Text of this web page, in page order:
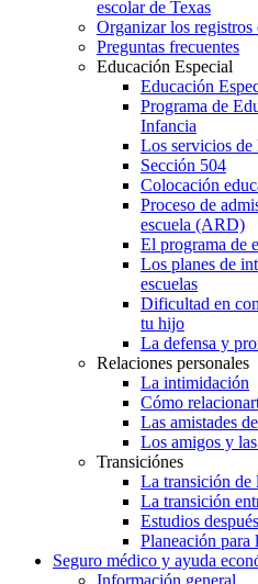
escolar de Texas
Organizar los registros
Preguntas frecuentes
Educación Especial
Educación
Programa de
Infancia
Los servicios de
Sección 504
Colocación
Proceso de
escuela (ARD)
El programa de
Los planes de
escuelas
Dificultad en
tu hijo
La defensa y
Relaciones personales
La intimidación
Cómo
Las amistades
Los amigos y
Transiciónes
La transición de
La transición
Estudios
Planeación para
Seguro médico y ayuda
Información general